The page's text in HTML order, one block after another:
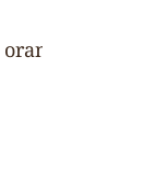
oranžová